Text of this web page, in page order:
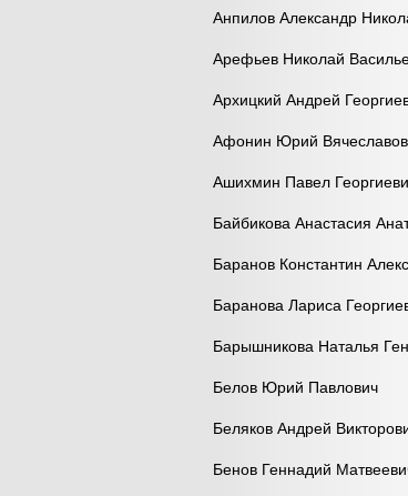
Анпилов Александр
Арефьев Николай
Архицкий Андрей
Афонин Юрий
Ашихмин Павел
Байбикова Анастасия
Баранов Константин
Баранова Лариса
Барышникова Наталья
Белов Юрий Павлович
Беляков Андрей
Бенов Геннадий